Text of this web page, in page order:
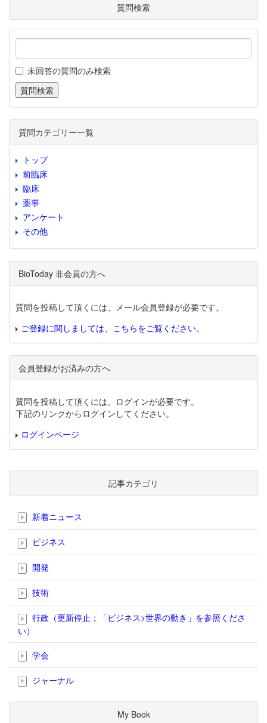
質問検索
未回答の質問のみ検索
質問カテゴリー一覧
トップ
前臨床
臨床
薬事
アンケート
その他
BioToday 非会員の方へ
質問を投稿して頂くには、メール会員登録が必要です。
ご登録に関しましては、こちらをご覧ください。
会員登録がお済みの方へ
質問を投稿して頂くには、ログインが必要です。
下記のリンクからログインしてください。
ログインページ
記事カテゴリ
新着ニュース
ビジネス
開発
技術
行政（更新停止；「ビジネス>世界の動き」を参照くださ
い）
学会
ジャーナル
My Book